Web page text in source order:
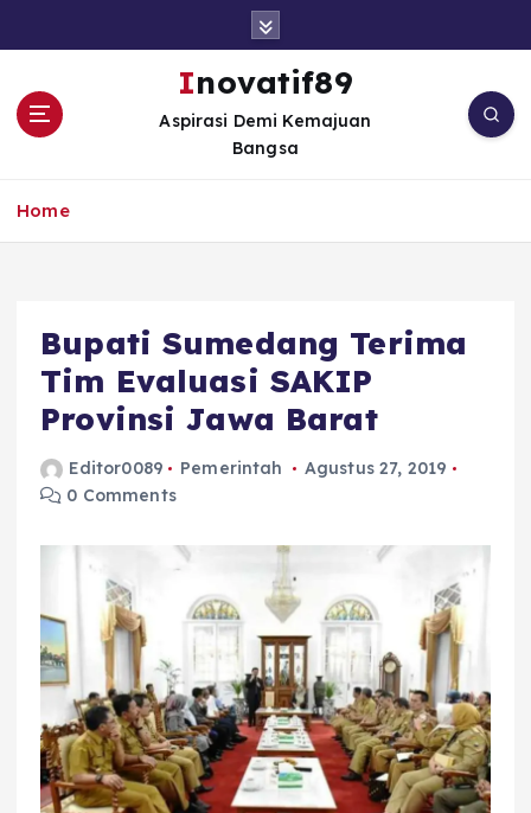
Inovatif89
Aspirasi Demi Kemajuan
Bangsa
Home
Bupati Sumedang Terima
Tim Evaluasi SAKIP
Provinsi Jawa Barat
Editor0089 Pemerintah
Agustus 27, 2019
0 Comments